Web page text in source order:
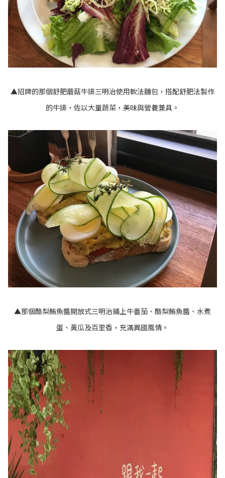
▲招牌的那個舒肥蘑菇牛排三明治使用軟法麵包，搭配舒肥法製作
的牛排，佐以大量蔬菜，美味與營養兼具。
▲那個酪梨鮪魚醬開放式三明治鋪上牛番茄、酪梨鮪魚醬、水煮
蛋、黃瓜及百里香，充滿異國風情。